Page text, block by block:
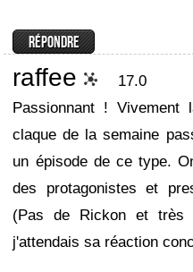
raffee
17.0
Passionnant !
claque de la semaine
un épisode de ce type.
des protagonistes et
(Pas de Rickon et très
j'attendais sa réaction